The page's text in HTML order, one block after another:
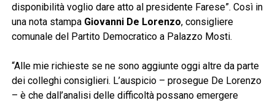
disponibilità voglio dare atto al presidente Farese”. Così in
una nota stampa Giovanni De Lorenzo, consigliere
comunale del Partito Democratico a Palazzo Mosti.
“Alle mie richieste se ne sono aggiunte oggi altre da parte
dei colleghi consiglieri. L’auspicio – prosegue De Lorenzo
– è che dall’analisi delle difficoltà possano emergere